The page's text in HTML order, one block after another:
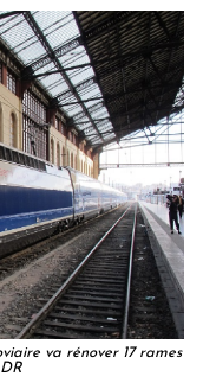
va rénover 17 rames